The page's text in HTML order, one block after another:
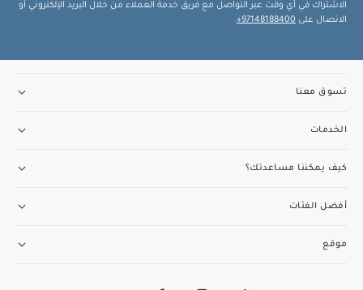
الاشتراك في أي وقت عبر التواصل مع فريق خدمة العملاء من خلال البريد الإلكتروني أو
الاتصال على 97148188400+
.
تسوق معنا
الخدمات
كيف يمكننا مساعدتك؟
أفضل الفئات
موقع